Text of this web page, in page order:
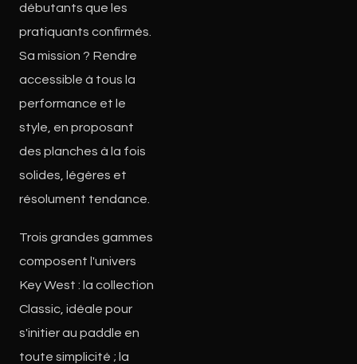
débutants que les
pratiquants confirmés.
Sa mission ? Rendre
accessible à tous la
performance et le
style, en proposant
des planches à la fois
solides, légères et
résolument tendance.
Trois grandes gammes
composent l'univers
Key West : la collection
Classic, idéale pour
s'initier au paddle en
toute simplicité ; la